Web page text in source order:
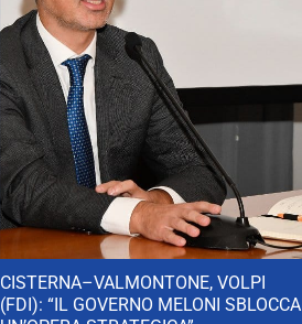
CISTERNA–VALMONTONE, VOLPI
(FDI): “IL GOVERNO MELONI SBLOCCA